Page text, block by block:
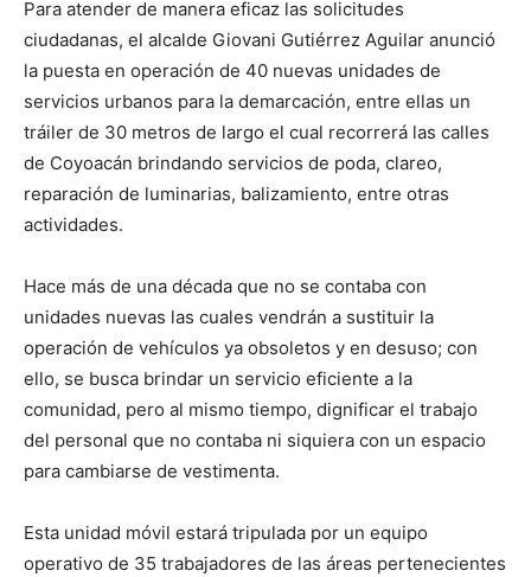
Para atender de manera eficaz las solicitudes
ciudadanas, el alcalde Giovani Gutiérrez Aguilar anunció
la puesta en operación de 40 nuevas unidades de
servicios urbanos para la demarcación, entre ellas un
tráiler de 30 metros de largo el cual recorrerá las calles
de Coyoacán brindando servicios de poda, clareo,
reparación de luminarias, balizamiento, entre otras
actividades.
Hace más de una década que no se contaba con
unidades nuevas las cuales vendrán a sustituir la
operación de vehículos ya obsoletos y en desuso; con
ello, se busca brindar un servicio eficiente a la
comunidad, pero al mismo tiempo, dignificar el trabajo
del personal que no contaba ni siquiera con un espacio
para cambiarse de vestimenta.
Esta unidad móvil estará tripulada por un equipo
operativo de 35 trabajadores de las áreas pertenecientes